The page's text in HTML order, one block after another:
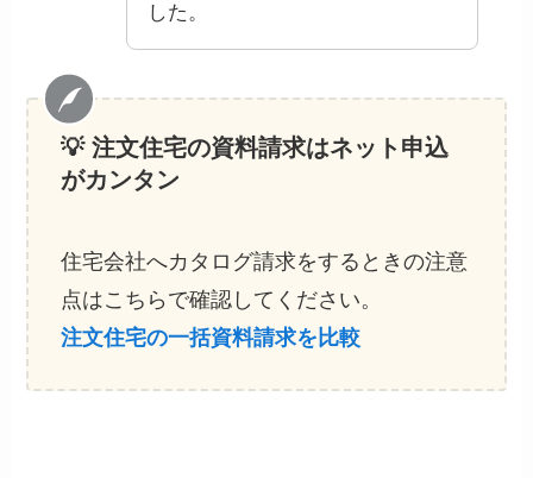
した。
💡 注文住宅の資料請求はネット申込
がカンタン
住宅会社へカタログ請求をするときの注意
点はこちらで確認してください。
注文住宅の一括資料請求を比較